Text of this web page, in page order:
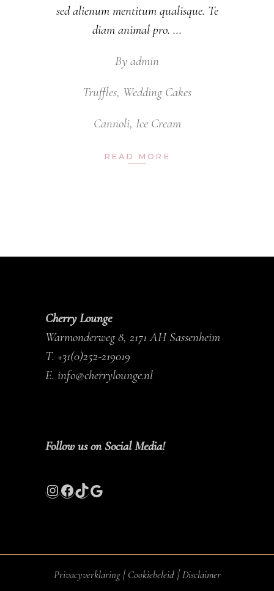
sed alienum mentitum qualisque. Te
diam animal pro.
By admin
Truffles, Wedding Cakes
Cannoli, Ice Cream
READ MORE
Cherry Lounge
Warmonderweg 8, 2171 AH Sassenheim
T. +31(0)252-219019
E. info@cherrylounge.nl
Follow us on Social Media!
Instagram
Facebook
TikTokGoogle
Privacyverklaring| Cookiebeleid|Disclaimer